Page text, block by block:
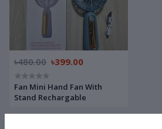
৳480.00 ৳399.00
Fan Mini Hand Fan With
Stand Rechargable